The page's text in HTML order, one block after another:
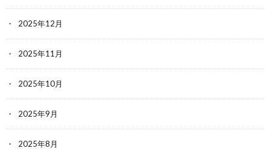
2025年12月
2025年11月
2025年10月
2025年9月
2025年8月